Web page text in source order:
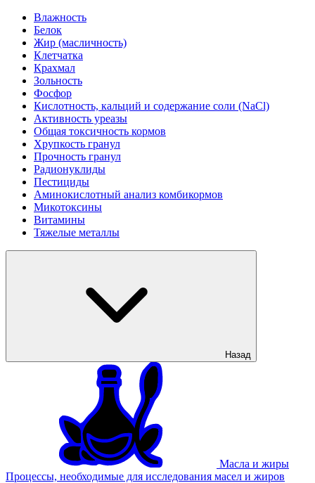
Влажность
Белок
Жир (масличность)
Клетчатка
Крахмал
Зольность
Фосфор
Кислотность, кальций и содержание соли (NaCl)
Активность уреазы
Общая токсичность кормов
Хрупкость гранул
Прочность гранул
Радионуклиды
Пестициды
Аминокислотный анализ комбикормов
Микотоксины
Витамины
Тяжелые металлы
Назад
Масла и жиры
Процессы, необходимые для исследования масел и жиров